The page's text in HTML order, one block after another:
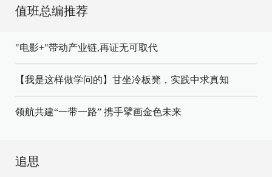
值班总编推荐
"电影+"带动产业链,再证无可取代
【我是这样做学问的】甘坐冷板凳，实践中求真知
领航共建“一带一路” 携手擘画金色未来
追思